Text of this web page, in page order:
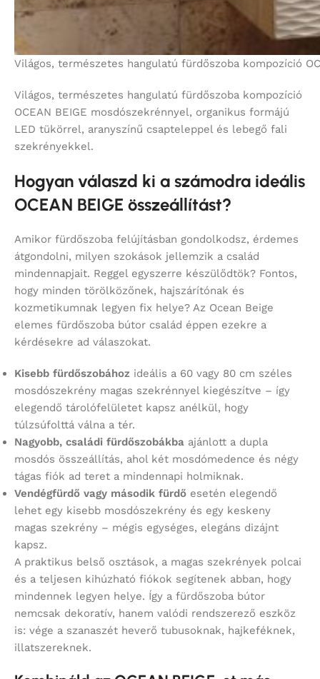
Világos, természetes hangulatú fürdőszoba kompozíció
Világos, természetes hangulatú fürdőszoba kompozíció
OCEAN BEIGE mosdószekrénnyel, organikus formájú
LED tükörrel, aranyszínű csapteleppel és lebegő fali
szekrényekkel.
Hogyan válaszd ki a számodra ideális
OCEAN BEIGE összeállítást?
Amikor fürdőszoba felújításban gondolkodsz, érdemes
átgondolni, milyen szokások jellemzik a család
mindennapjait. Reggel egyszerre készülődtök? Fontos,
hogy minden törölközőnek, hajszárítónak és
kozmetikumnak legyen fix helye? Az Ocean Beige
elemes fürdőszoba bútor család éppen ezekre a
kérdésekre ad válaszokat.
Kisebb fürdőszobához ideális a 60 vagy 80 cm széles
mosdószekrény magas szekrénnyel kiegészítve – így
elegendő tárolófelületet kapsz anélkül, hogy
túlzsúfolttá válna a tér.
Nagyobb, családi fürdőszobákba ajánlott a dupla
mosdós összeállítás, ahol két mosdómedence és négy
tágas fiók ad teret a mindennapi holmiknak.
Vendégfürdő vagy második fürdő esetén elegendő
lehet egy kisebb mosdószekrény és egy keskeny
magas szekrény – mégis egységes, elegáns dizájnt
kapsz.
A praktikus belső osztások, a magas szekrények polcai
és a teljesen kihúzható fiókok segítenek abban, hogy
mindennek legyen helye. Így a fürdőszoba bútor
nemcsak dekoratív, hanem valódi rendszerező eszköz
is: vége a szanaszét heverő tubusoknak, hajkeféknek,
illatszereknek.